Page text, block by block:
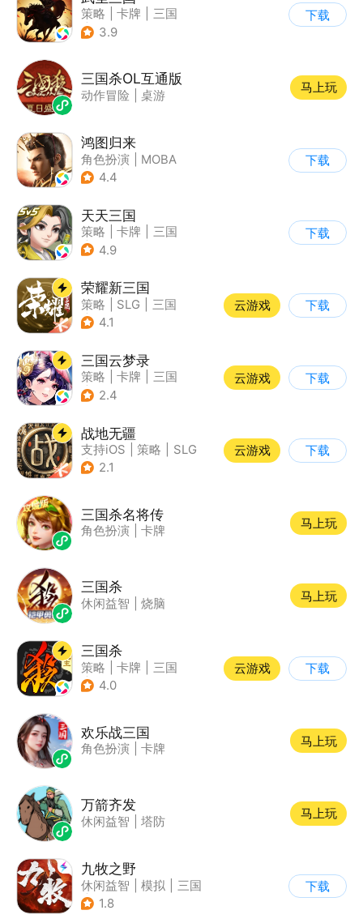
策略 卡牌
三国
| 中国风
3.9
下载
三国杀OL互通版
动作冒险 桌游
马上玩
鸿图归来
角色扮演
MOBA
| 战争
4.4
下载
天天三国
策略 卡牌
三国
| Q版
4.9
下载
荣耀新三国
策略 SLG
三国
| 中国风
4.1
云游戏 下载
三国云梦录
策略 卡牌
三国
| 中国风
2.4
云游戏 下载
战地无疆
支持iOS 策略
SLG
| 三国
2.1
云游戏 下载
三国杀名将传
角色扮演 卡牌
马上玩
三国杀
休闲益智 烧脑
马上玩
三国杀
策略 卡牌
三国
| 三国杀
4.0
云游戏 下载
欢乐战三国
角色扮演 卡牌
马上玩
万箭齐发
休闲益智 塔防
马上玩
九牧之野
休闲益智 模拟
三国
| 写实
1.8
下载